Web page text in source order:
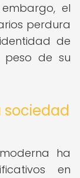
el
perdura
de
peso de su
sociedad
ha
en